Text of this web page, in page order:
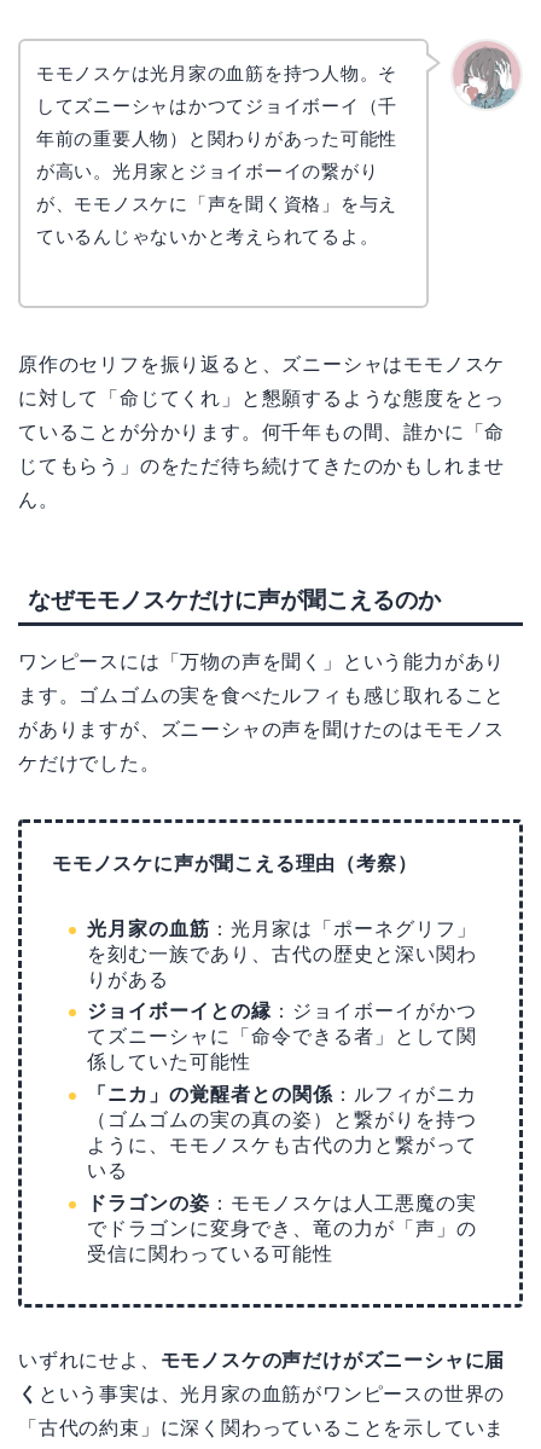
モモノスケは光月家の血筋を持つ人物。そ
してズニーシャはかつてジョイボーイ（千
年前の重要人物）と関わりがあった可能性
が高い。光月家とジョイボーイの繋がり
が、モモノスケに「声を聞く資格」を与え
ているんじゃないかと考えられてるよ。
原作のセリフを振り返ると、ズニーシャはモモノスケ
に対して「命じてくれ」と懇願するような態度をとっ
ていることが分かります。何千年もの間、誰かに「命
じてもらう」のをただ待ち続けてきたのかもしれませ
ん。
なぜモモノスケだけに声が聞こえるのか
ワンピースには「万物の声を聞く」という能力があり
ます。ゴムゴムの実を食べたルフィも感じ取れること
がありますが、ズニーシャの声を聞けたのはモモノス
ケだけでした。
モモノスケに声が聞こえる理由（考察）
光月家の血筋 ：光月家は「ポーネグリフ」
を刻む一族であり、古代の歴史と深い関わ
りがある
ジョイボーイとの縁 ：ジョイボーイがかつ
てズニーシャに「命令できる者」として関
係していた可能性
「ニカ」の覚醒者との関係 ：ルフィがニカ
（ゴムゴムの実の真の姿）と繋がりを持つ
ように、モモノスケも古代の力と繋がって
いる
ドラゴンの姿 ：モモノスケは人工悪魔の実
でドラゴンに変身でき、竜の力が「声」の
受信に関わっている可能性
いずれにせよ、 モモノスケの声だけがズニーシャに届
く という事実は、光月家の血筋がワンピースの世界の
「古代の約束」に深く関わっていることを示していま